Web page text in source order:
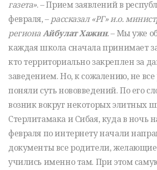
газета». – Прием заявлений в
февраля, – рассказал «РГ» и.о.
регионаАйбулат Хажин.– Мы уже
каждая школа сначала принимает
кто территориально закреплен за
заведением. Но, к сожалению, не
поняли суть нововведений. По его
возник вокруг некоторых элитных
Стерлитамака и Сибая, куда в ночь
февраля по интернету начали
документы все родители,
учились именно там. При этом